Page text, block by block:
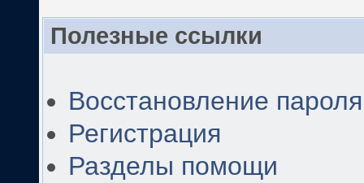
Полезные ссылки
Восстановление пароля
Регистрация
Разделы помощи